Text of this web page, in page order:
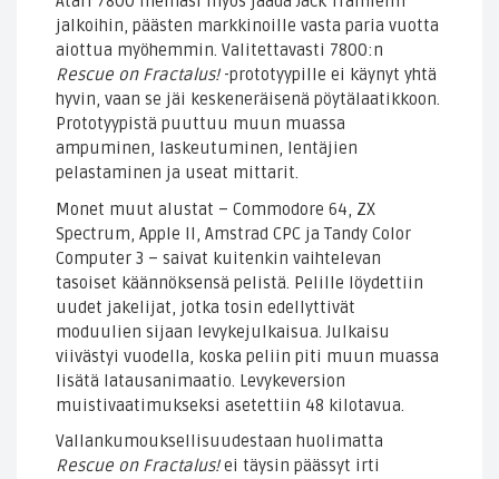
jalkoihin, päästen markkinoille vasta paria vuotta
aiottua myöhemmin. Valitettavasti 7800:n
Rescue on Fractalus!-prototyypille ei käynyt yhtä
hyvin, vaan se jäi keskeneräisenä pöytälaatikkoon.
Prototyypistä puuttuu muun muassa
ampuminen, laskeutuminen, lentäjien
pelastaminen ja useat mittarit.
Monet muut alustat – Commodore 64, ZX
Spectrum, Apple II, Amstrad CPC ja Tandy Color
Computer 3 – saivat kuitenkin vaihtelevan
tasoiset käännöksensä pelistä. Pelille löydettiin
uudet jakelijat, jotka tosin edellyttivät
moduulien sijaan levykejulkaisua. Julkaisu
viivästyi vuodella, koska peliin piti muun muassa
lisätä latausanimaatio. Levykeversion
muistivaatimukseksi asetettiin 48 kilotavua.
Vallankumouksellisuudestaan huolimatta
Rescue on Fractalus!ei täysin päässyt irti